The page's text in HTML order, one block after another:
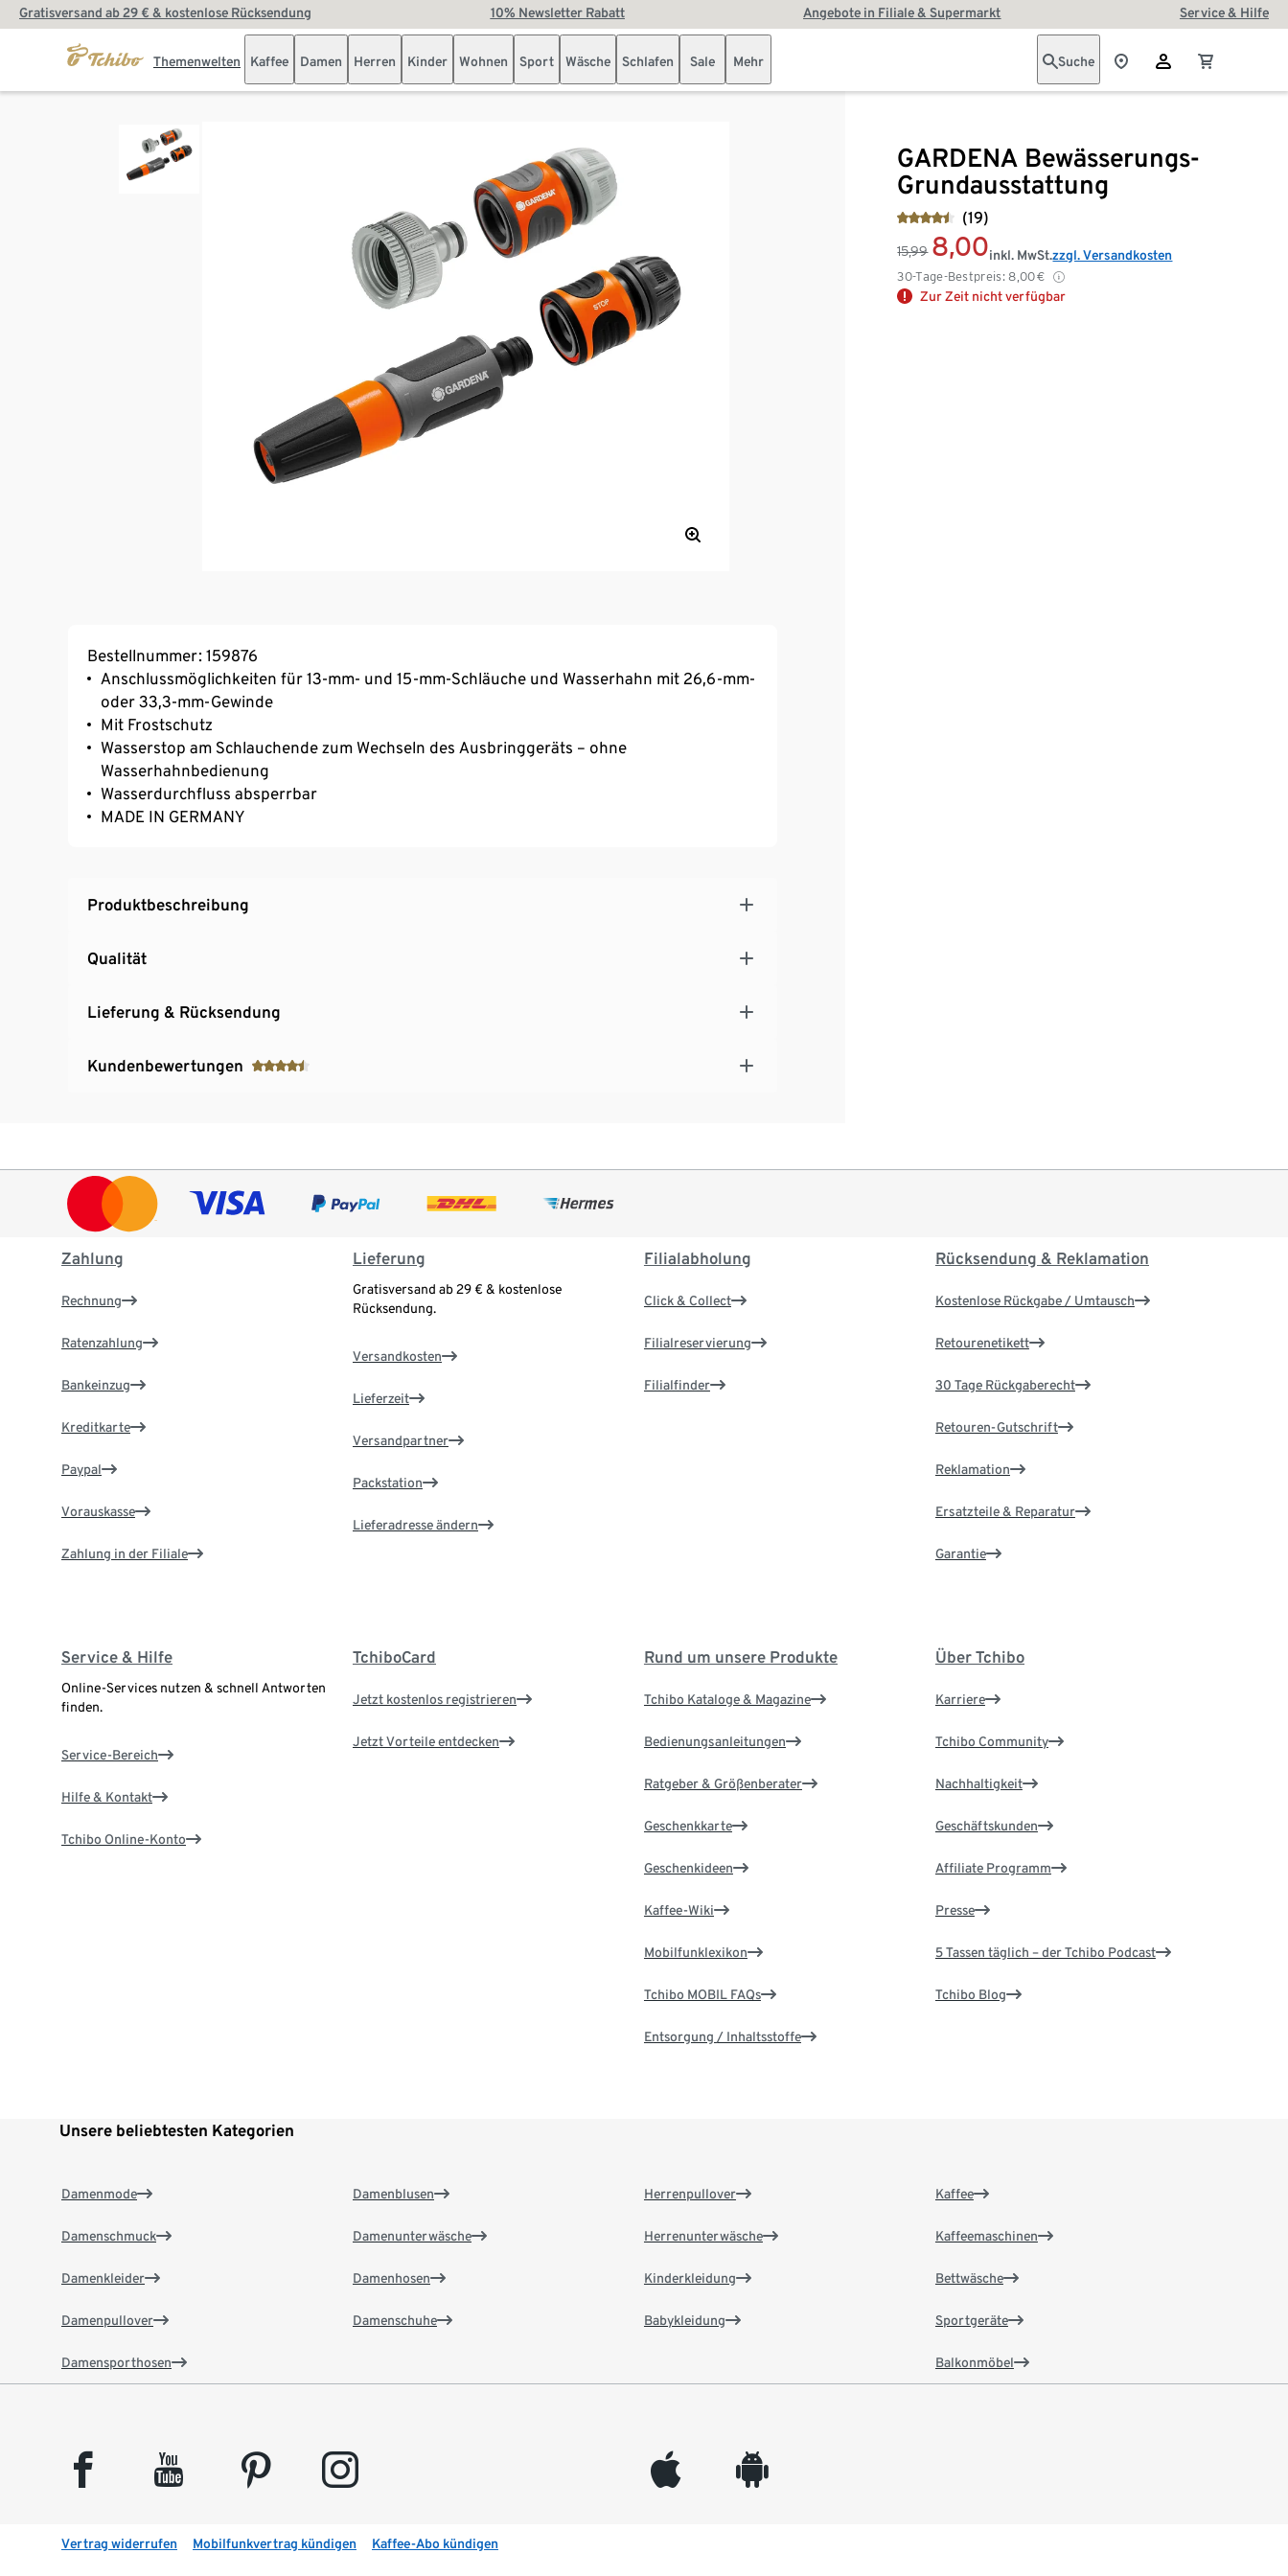
Gratisversand ab 29 € & kostenlose Rücksendung 10% Newsletter Rabatt Angebote in Filiale & Supermarkt Service & Hilfe
Themenwelten Kaffee Damen Herren Kinder Wohnen Sport Wäsche Schlafen Sale Mehr Suche
GARDENA Bewässerungs-
Grundausstattung
(19)
15,99 8,00
30-Tage-Bestpreis: 8,00€
inkl. MwSt.zzgl. Versandkosten
Zur Zeit nicht verfügbar
Bestellnummer: 159876
Anschlussmöglichkeiten für 13-mm- und 15-mm-Schläuche und Wasserhahn mit 26,6-mm-
oder 33,3-mm-Gewinde
Mit Frostschutz
Wasserstop am Schlauchende zum Wechseln des Ausbringgeräts – ohne
Wasserhahnbedienung
Wasserdurchfluss absperrbar
MADE IN GERMANY
Produktbeschreibung
Qualität
Lieferung & Rücksendung
Kundenbewertungen
Zahlung
Rechnung
Ratenzahlung
Bankeinzug
Kreditkarte
Paypal
Vorauskasse
Zahlung in der Filiale
Lieferung
Gratisversand ab 29 € & kostenlose
Rücksendung.
Versandkosten
Lieferzeit
Versandpartner
Packstation
Lieferadresse ändern
Filialabholung
Click & Collect
Filialreservierung
Filialfinder
Rücksendung & Reklamation
Kostenlose Rückgabe / Umtausch
Retourenetikett
30 Tage Rückgaberecht
Retouren-Gutschrift
Reklamation
Ersatzteile & Reparatur
Garantie
Service & Hilfe
Online-Services nutzen & schnell Antworten
finden.
Service-Bereich
Hilfe & Kontakt
Tchibo Online-Konto
TchiboCard
Jetzt kostenlos registrieren
Jetzt Vorteile entdecken
Rund um unsere Produkte
Tchibo Kataloge & Magazine
Bedienungsanleitungen
Ratgeber & Größenberater
Geschenkkarte
Geschenkideen
Kaffee-Wiki
Mobilfunklexikon
Tchibo MOBIL FAQs
Entsorgung / Inhaltsstoffe
Über Tchibo
Karriere
Tchibo Community
Nachhaltigkeit
Geschäftskunden
Affiliate Programm
Presse
5 Tassen täglich – der Tchibo Podcast
Tchibo Blog
Unsere beliebtesten Kategorien
Damenmode
Damenschmuck
Damenkleider
Damenpullover
Damensporthosen
Damenblusen
Damenunterwäsche
Damenhosen
Damenschuhe
Herrenpullover
Herrenunterwäsche
Kinderkleidung
Babykleidung
Kaffee
Kaffeemaschinen
Bettwäsche
Sportgeräte
Balkonmöbel
facebook youtube pinterest instagram appleinc android
Vertrag widerrufen Mobilfunkvertrag kündigen Kaffee-Abo kündigen